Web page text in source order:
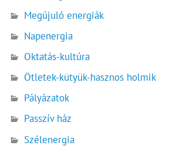
Megújuló energiák
Napenergia
Oktatás-kultúra
Ötletek-kütyük-hasznos holmik
Pályázatok
Passzív ház
Szélenergia